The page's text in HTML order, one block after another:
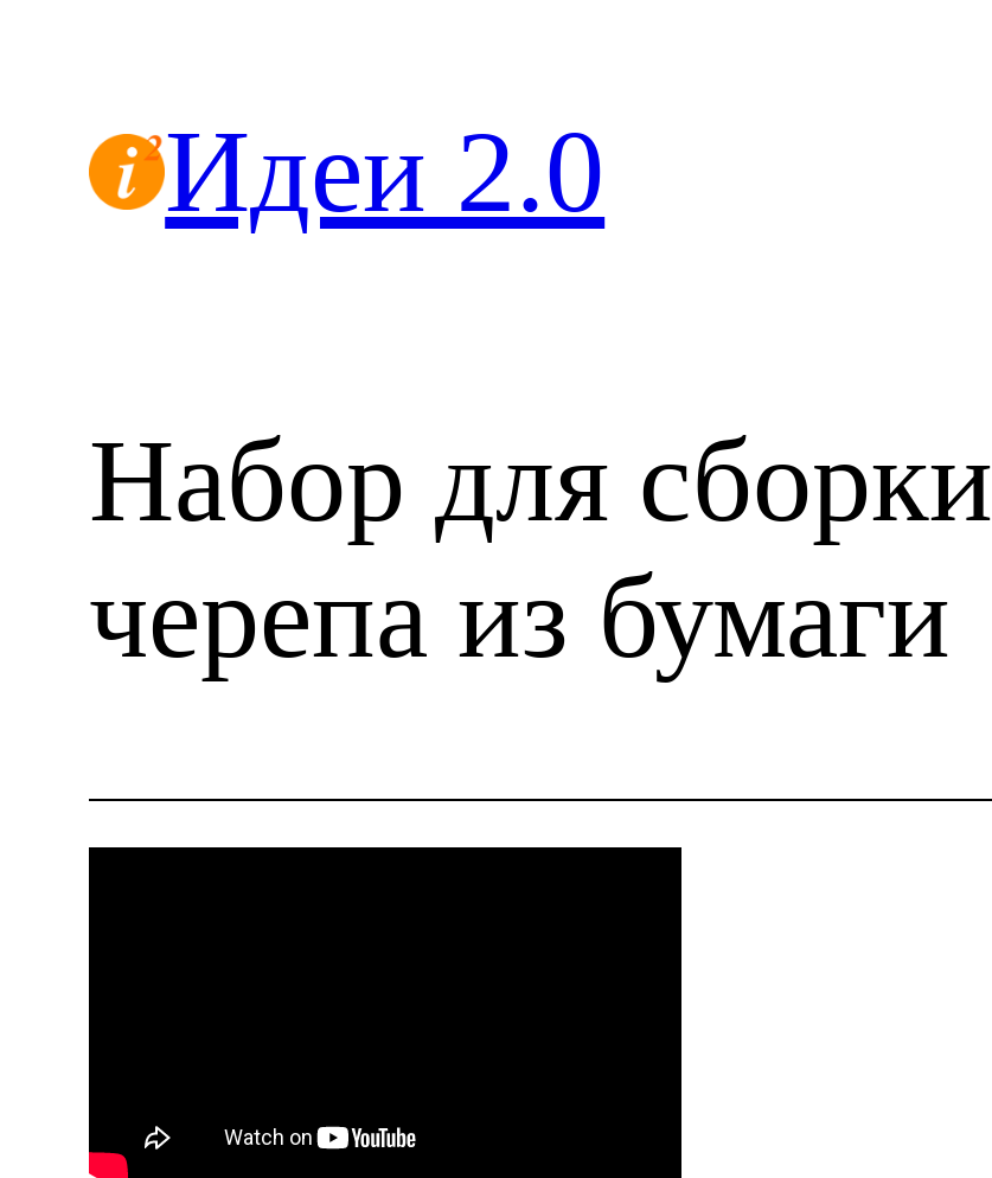
Идеи 2.0
Набор для сборки
черепа из бумаги